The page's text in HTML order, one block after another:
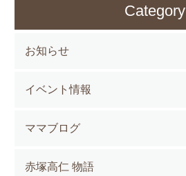
Category
お知らせ
イベント情報
ママブログ
赤塚高仁 物語